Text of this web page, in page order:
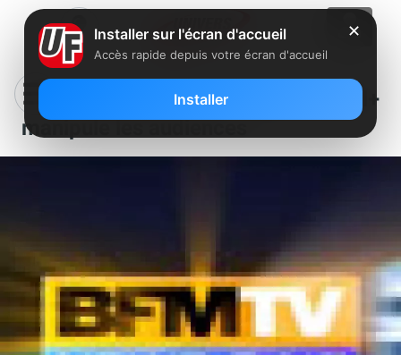
BFMTV estime que Groupe Canal+
manipule les audiences
✕
Installer sur l'écran d'accueil
Accès rapide depuis votre écran d'accueil
Installer